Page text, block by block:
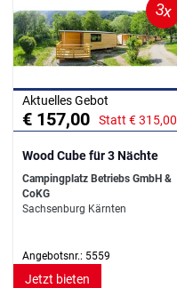
3x
Aktuelles Gebot
€ 157,00 Statt € 315,00
Wood Cube für 3 Nächte
Campingplatz Betriebs GmbH &
CoKG
Sachsenburg Kärnten
Angebotsnr.: 5559
Jetzt bieten